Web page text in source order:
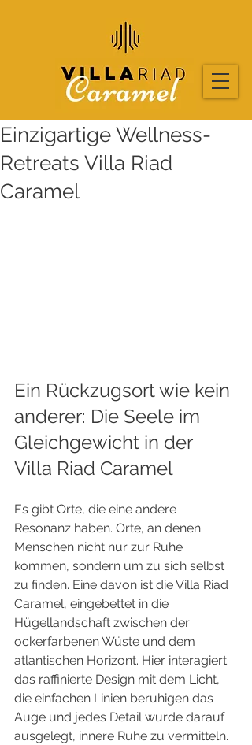
Einzigartige Wellness-
Retreats Villa Riad
Caramel
Ein Rückzugsort wie kein
anderer: Die Seele im
Gleichgewicht in der
Villa Riad Caramel
Es gibt Orte, die eine andere
Resonanz haben. Orte, an denen
Menschen nicht nur zur Ruhe
kommen, sondern um zu sich selbst
zu finden. Eine davon ist die Villa Riad
Caramel, eingebettet in die
Hügellandschaft zwischen der
ockerfarbenen Wüste und dem
atlantischen Horizont. Hier interagiert
das raffinierte Design mit dem Licht,
die einfachen Linien beruhigen das
Auge und jedes Detail wurde darauf
ausgelegt, innere Ruhe zu vermitteln.